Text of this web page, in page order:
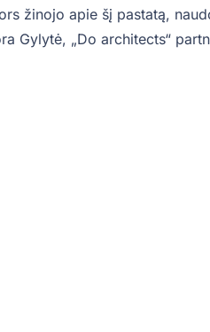
žinojo apie šį pastatą,
Gylytė, „Do architects“